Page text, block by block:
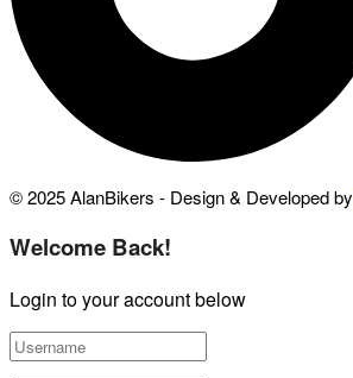
© 2025 AlanBikers - Design & Developed by
Welcome Back!
Login to your account below